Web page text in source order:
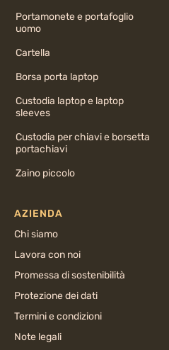
Portamonete e portafoglio
uomo
Cartella
Borsa porta laptop
Custodia laptop e laptop
sleeves
Custodia per chiavi e borsetta
portachiavi
Zaino piccolo
AZIENDA
Chi siamo
Lavora con noi
Promessa di sostenibilità
Protezione dei dati
Termini e condizioni
Note legali